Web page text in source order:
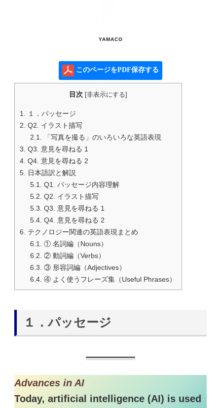
YAMACO
このページをPDF保存する
目次 [非表示にする]
1.
１．パッセージ
2. Q2. イラスト描写
2.1.
「写真を撮る」のいろいろな英語表現
3. Q3. 意見を尋ねる 1
4. Q4. 意見を尋ねる 2
5.
日本語訳と解説
5.1.
Q1. パッセージ内容理解
5.2. Q2. イラスト描写
5.3. Q3. 意見を尋ねる 1
5.4. Q4. 意見を尋ねる 2
6.
テクノロジー関連の英語表現まとめ
6.1.
① 名詞編（Nouns）
6.2. ② 動詞編（Verbs）
6.3. ③ 形容詞編（Adjectives）
6.4. ④ よく使うフレーズ集（Useful Phrases）
１．パッセージ
Advances in AI
Today, artificial intelligence (AI) is used